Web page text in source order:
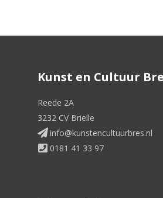
Kunst en Cultuur
Reede 2A
3232 CV Brielle
info@kunstencultuurbres.nl
0181 41 33 97